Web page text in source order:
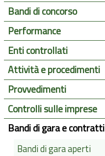
Bandi di concorso
Performance
Enti controllati
Attività e procedimenti
Provvedimenti
Controlli sulle imprese
Bandi di gara e contratti
Bandi di gara aperti